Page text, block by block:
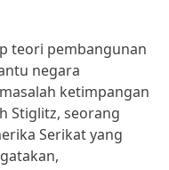
teori pembangunan
negara
ketimpangan
Stiglitz, seorang
Serikat yang